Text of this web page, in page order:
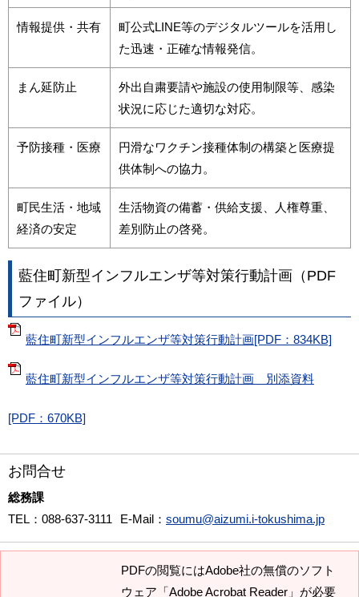
情報提供・共有
町公式LINE等のデジタルツールを活用し
た迅速・正確な情報発信。
まん延防止
外出自粛要請や施設の使用制限等、感染
状況に応じた適切な対応。
予防接種・医療
円滑なワクチン接種体制の構築と医療提
供体制への協力。
町民生活・地域
経済の安定
生活物資の備蓄・供給支援、人権尊重、
差別防止の啓発。
藍住町新型インフルエンザ等対策行動計画（PDF
ファイル）
藍住町新型インフルエンザ等対策行動計画[PDF：834KB]
藍住町新型インフルエンザ等対策行動計画 別添資料
[PDF：670KB]
お問合せ
総務課
TEL ：088-637-3111 E-Mail ： soumu@aizumi.i-tokushima.jp
PDFの閲覧にはAdobe社の無償のソフト
ウェア「Adobe Acrobat Reader」が必要